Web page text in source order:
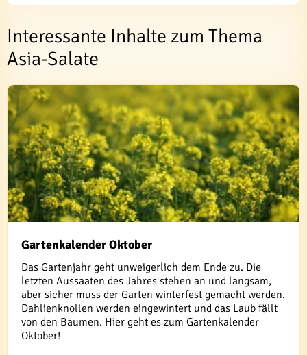
Interessante Inhalte zum Thema
Asia-Salate
Gartenkalender Oktober
Das Gartenjahr geht unweigerlich dem Ende zu. Die
letzten Aussaaten des Jahres stehen an und langsam,
aber sicher muss der Garten winterfest gemacht werden.
Dahlienknollen werden eingewintert und das Laub fällt
von den Bäumen. Hier geht es zum Gartenkalender
Oktober!